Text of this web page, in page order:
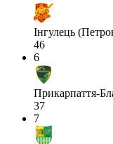
Інгулець
46
6
Прикарпаття-
37
7